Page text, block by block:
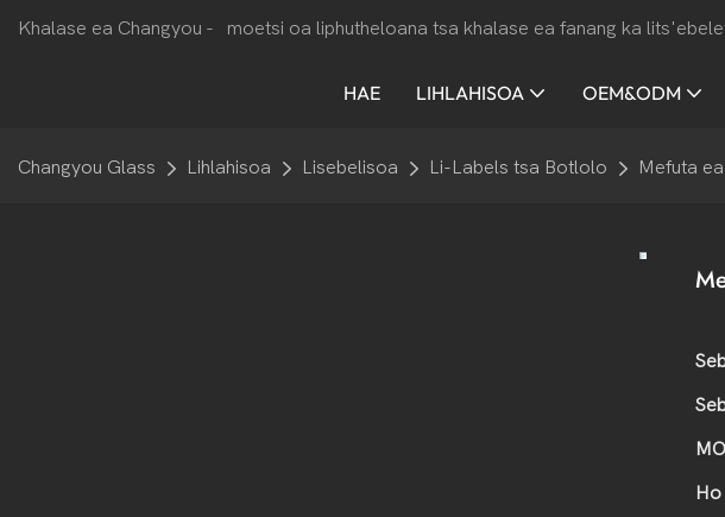
Khalase ea Changyou - moetsi oa liphutheloana tsa khalase ea fanang ka
HAE LIHLAHISOA OEM&ODM
Changyou Glass Lihlahisoa Lisebelisoa Li-Labels tsa Botlolo Mefuta